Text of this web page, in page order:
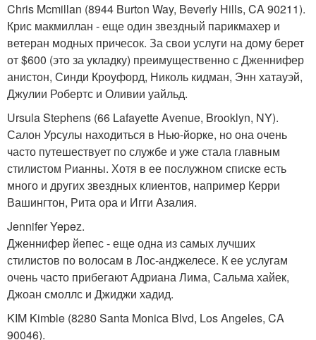
Chris Mcmillan (8944 Burton Way, Beverly Hills, CA 90211).
Крис макмиллан - еще один звездный парикмахер и
ветеран модных причесок. За свои услуги на дому берет
от $600 (это за укладку) преимущественно с Дженнифер
анистон, Синди Кроуфорд, Николь кидман, Энн хатауэй,
Джулии Робертс и Оливии уайльд.
Ursula Stephens (66 Lafayette Avenue, Brooklyn, NY).
Салон Урсулы находиться в Нью-йорке, но она очень
часто путешествует по службе и уже стала главным
стилистом Рианны. Хотя в ее послужном списке есть
много и других звездных клиентов, например Керри
Вашингтон, Рита ора и Игги Азалия.
Jennifer Yepez.
Дженнифер йепес - еще одна из самых лучших
стилистов по волосам в Лос-анджелесе. К ее услугам
очень часто прибегают Адриана Лима, Сальма хайек,
Джоан смоллс и Джиджи хадид.
KIM Kimble (8280 Santa Monica Blvd, Los Angeles, CA
90046).